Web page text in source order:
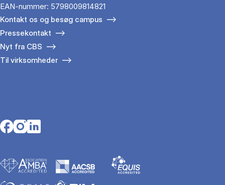
EAN-nummer: 5798009814821
Kontakt os og besøg campus
Pressekontakt
Nyt fra CBS
Til virksomheder
Opens in a new tab
Opens in a new tab
Opens in a new tab